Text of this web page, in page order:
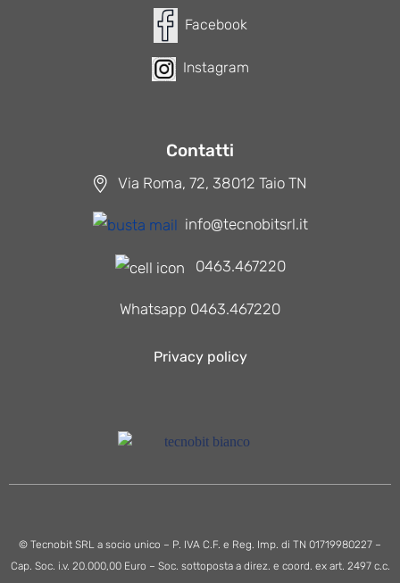
Facebook
Instagram
Contatti
Via Roma, 72, 38012 Taio TN
info@tecnobitsrl.it
0463.467220
Whatsapp 0463.467220
Privacy policy
© Tecnobit SRL a socio unico – P. IVA C.F. e Reg. Imp. di TN 01719980227 –
Cap. Soc. i.v. 20.000,00 Euro – Soc. sottoposta a direz. e coord. ex art. 2497 c.c.